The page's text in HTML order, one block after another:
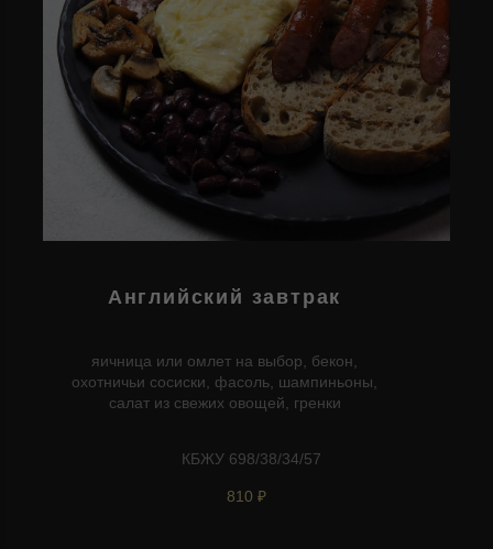
Английский завтрак
яичница или омлет на выбор, бекон,
охотничьи сосиски, фасоль, шампиньоны,
салат из свежих овощей, гренки
КБЖУ 698/38/34/57
810 ₽